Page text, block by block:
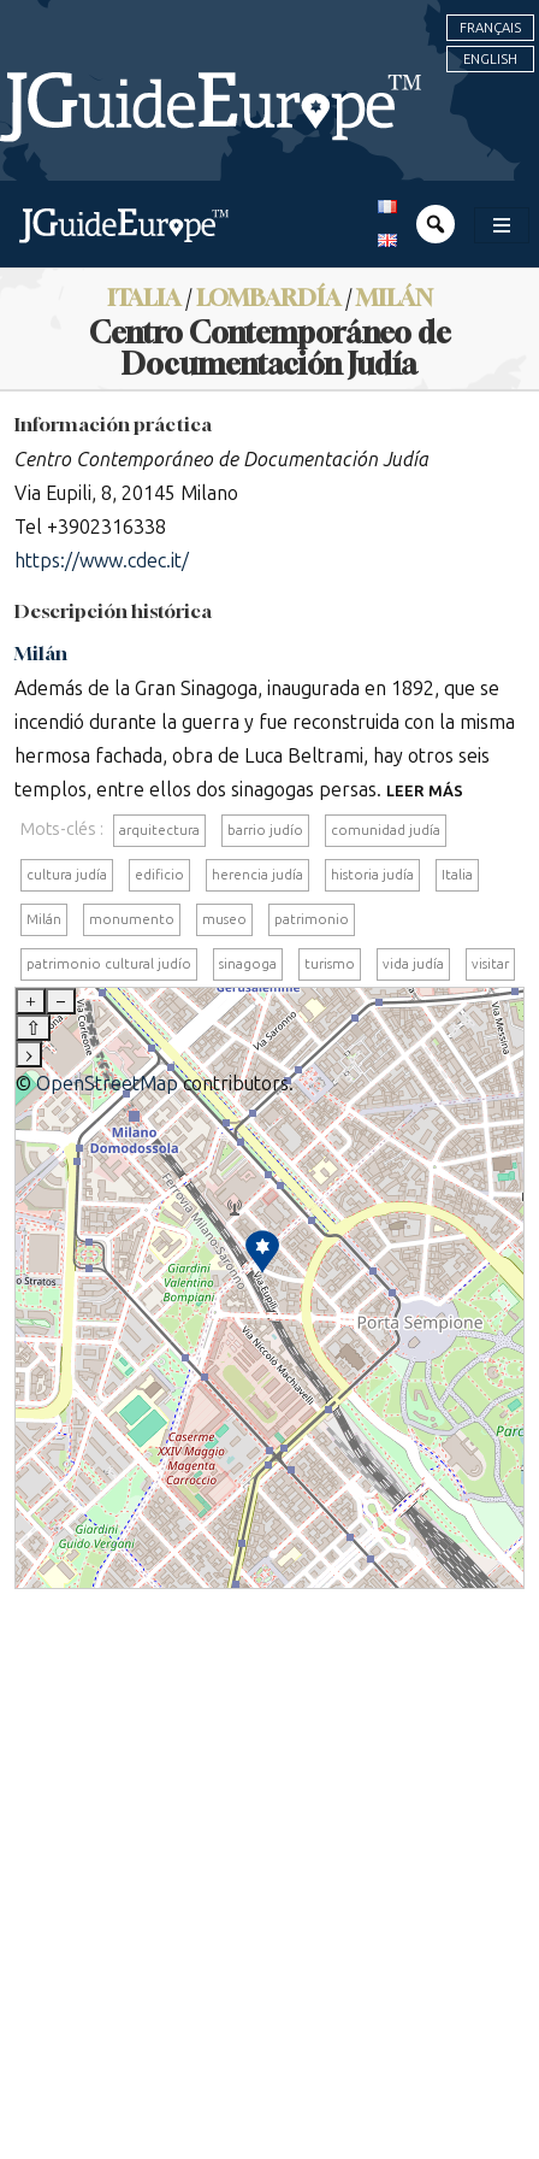
FRANÇAIS
ENGLISH
ITALIA/LOMBARDÍA/MILÁN
Centro Contemporáneo de
Documentación Judía
Información práctica
Centro Contemporáneo de Documentación Judía
Via Eupili, 8, 20145 Milano
Tel +3902316338
https://www.cdec.it/
Descripción histórica
Milán
Además de la Gran Sinagoga, inaugurada en 1892, que se
incendió durante la guerra y fue reconstruida con la misma
hermosa fachada, obra de Luca Beltrami, hay otros seis
templos, entre ellos dos sinagogas persas. LEER MÁS
Mots-clés : arquitectura barrio judío comunidad judía
cultura judía edificio herencia judía historia judía Italia
Milán monumento museo patrimonio
patrimonio cultural judío sinagoga turismo vida judía visitar
+
–
⇧
›
©OpenStreetMapcontributors.